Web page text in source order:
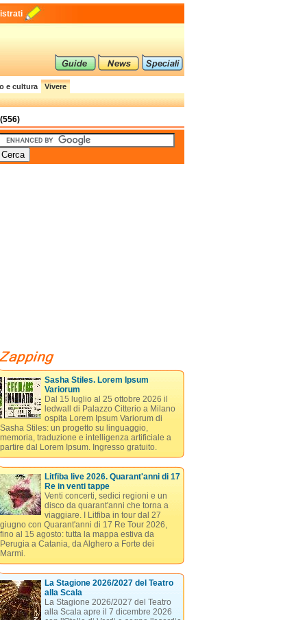
e cultura Vivere
Sasha Stiles. Lorem Ipsum
Variorum
Dal 15 luglio al 25 ottobre 2026 il
ledwall di Palazzo Citterio a Milano
ospita Lorem Ipsum Variorum di
Sasha Stiles: un progetto su linguaggio,
memoria, traduzione e intelligenza artificiale a
partire dal Lorem Ipsum. Ingresso gratuito.
Litfiba live 2026. Quarant'anni di 17
Re in venti tappe
Venti concerti, sedici regioni e un
disco da quarant'anni che torna a
viaggiare. I Litfiba in tour dal 27
giugno con Quarant'anni di 17 Re Tour 2026,
fino al 15 agosto: tutta la mappa estiva da
Perugia a Catania, da Alghero a Forte dei
Marmi.
La Stagione 2026/2027 del Teatro
alla Scala
La Stagione 2026/2027 del Teatro
alla Scala apre il 7 dicembre 2026